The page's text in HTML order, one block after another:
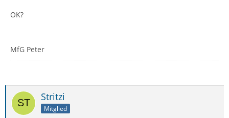
OK?
MfG Peter
Stritzi
Mitglied